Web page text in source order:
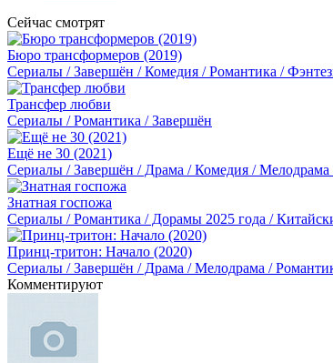
Сейчас смотрят
Бюро трансформеров (2019)
Сериалы / Завершён / Комедия / Романтика /
Трансфер любви
Сериалы / Романтика / Завершён
Ещё не 30 (2021)
Сериалы / Завершён / Драма / Комедия / Мелодрама
Знатная госпожа
Сериалы / Романтика / Дорамы 2025 года /
Принц-тритон: Начало (2020)
Сериалы / Завершён / Драма / Мелодрама /
Комментируют